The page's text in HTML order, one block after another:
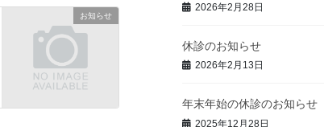
お知らせ
2026年2月28日
休診のお知らせ
2026年2月13日
年末年始の休診のお知らせ
2025年12月28日